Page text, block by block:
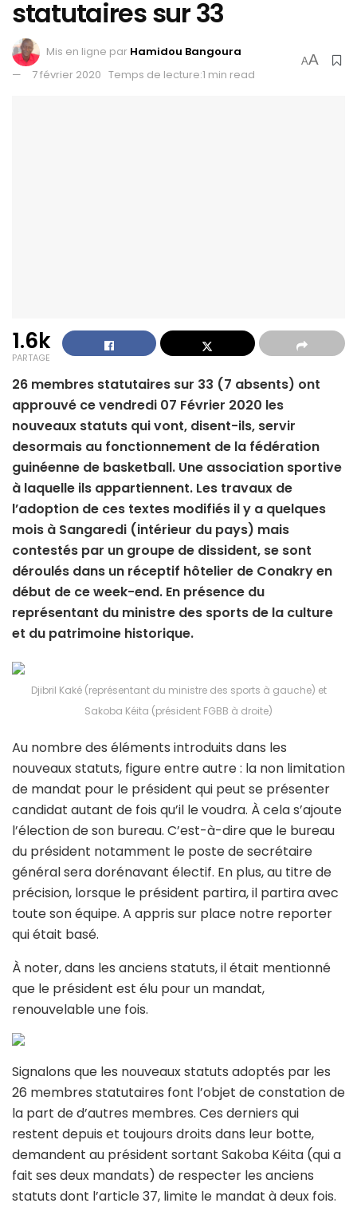
statutaires sur 33
Mis en ligne par Hamidou Bangoura
7 février 2020 Temps de lecture:1 min read
AA
1.6k
PARTAGE
26 membres statutaires sur 33 (7 absents) ont
approuvé ce vendredi 07 Février 2020 les
nouveaux statuts qui vont, disent-ils, servir
desormais au fonctionnement de la fédération
guinéenne de basketball. Une association sportive
à laquelle ils appartiennent. Les travaux de
l’adoption de ces textes modifiés il y a quelques
mois à Sangaredi (intérieur du pays) mais
contestés par un groupe de dissident, se sont
déroulés dans un réceptif hôtelier de Conakry en
début de ce week-end. En présence du
représentant du ministre des sports de la culture
et du patrimoine historique.
Djibril Kaké (représentant du ministre des sports à gauche) et
Sakoba Kéita (président FGBB à droite)
Au nombre des éléments introduits dans les
nouveaux statuts, figure entre autre : la non limitation
de mandat pour le président qui peut se présenter
candidat autant de fois qu’il le voudra. À cela s’ajoute
l’élection de son bureau. C’est-à-dire que le bureau
du président notamment le poste de secrétaire
général sera dorénavant électif. En plus, au titre de
précision, lorsque le président partira, il partira avec
toute son équipe. A appris sur place notre reporter
qui était basé.
À noter, dans les anciens statuts, il était mentionné
que le président est élu pour un mandat,
renouvelable une fois.
Signalons que les nouveaux statuts adoptés par les
26 membres statutaires font l’objet de constation de
la part de d’autres membres. Ces derniers qui
restent depuis et toujours droits dans leur botte,
demandent au président sortant Sakoba Kéita (qui a
fait ses deux mandats) de respecter les anciens
statuts dont l’article 37, limite le mandat à deux fois.